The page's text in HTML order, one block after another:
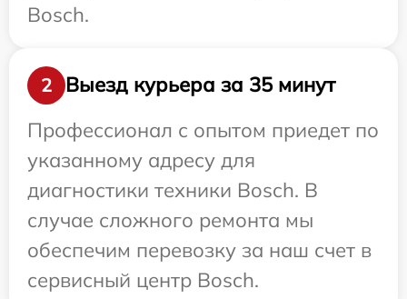
Bosch.
2
Выезд курьера за 35 минут
Профессионал с опытом приедет по
указанному адресу для
диагностики техники Bosch. В
случае сложного ремонта мы
обеспечим перевозку за наш счет в
сервисный центр Bosch.